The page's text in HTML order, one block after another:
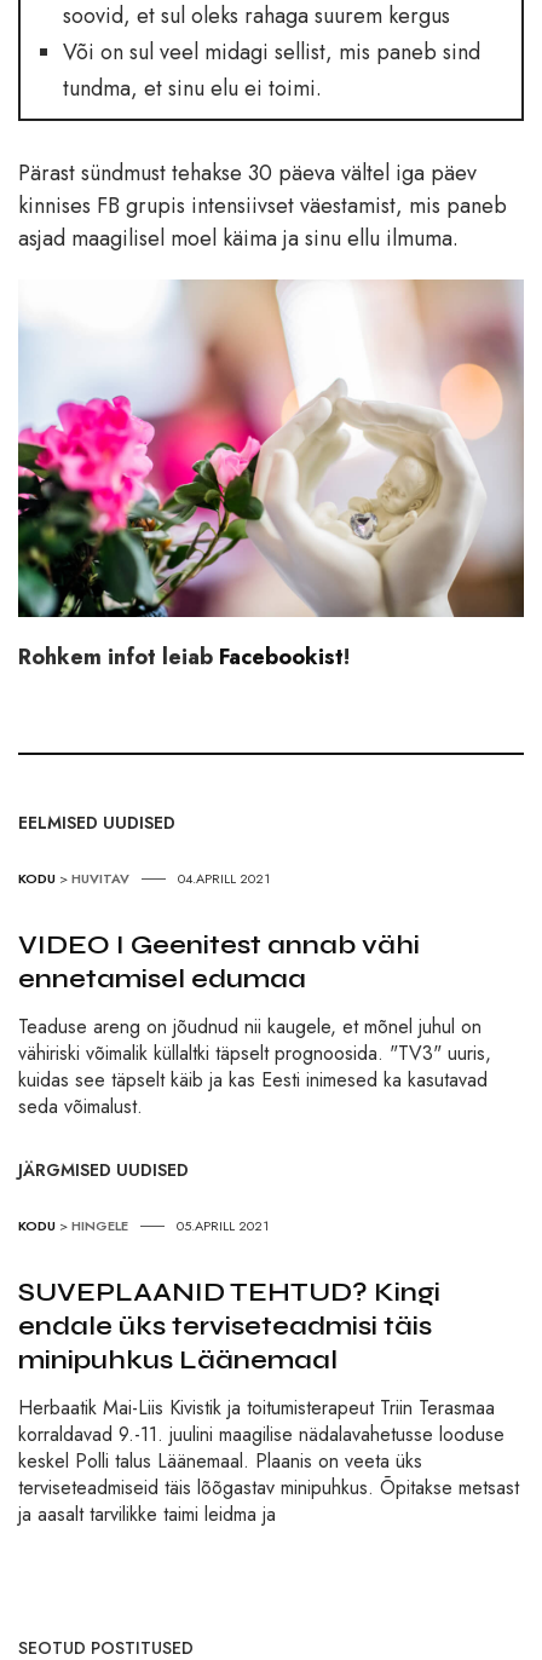
soovid, et sul oleks rahaga suurem kergus
Või on sul veel midagi sellist, mis paneb sind
tundma, et sinu elu ei toimi.
Pärast sündmust tehakse 30 päeva vältel iga päev
kinnises FB grupis intensiivset väestamist, mis paneb
asjad maagilisel moel käima ja sinu ellu ilmuma.
Rohkem infot leiab Facebookist!
EELMISED UUDISED
KODU >HUVITAV 04.APRILL 2021
VIDEO I Geenitest annab vähi
ennetamisel edumaa
Teaduse areng on jõudnud nii kaugele, et mõnel juhul on
vähiriski võimalik küllaltki täpselt prognoosida. "TV3" uuris,
kuidas see täpselt käib ja kas Eesti inimesed ka kasutavad
seda võimalust.
JÄRGMISED UUDISED
KODU >HINGELE 05.APRILL 2021
SUVEPLAANID TEHTUD? Kingi
endale üks terviseteadmisi täis
minipuhkus Läänemaal
Herbaatik Mai-Liis Kivistik ja toitumisterapeut Triin Terasmaa
korraldavad 9.-11. juulini maagilise nädalavahetusse looduse
keskel Polli talus Läänemaal. Plaanis on veeta üks
terviseteadmiseid täis lõõgastav minipuhkus. Õpitakse metsast
ja aasalt tarvilikke taimi leidma ja
SEOTUD POSTITUSED